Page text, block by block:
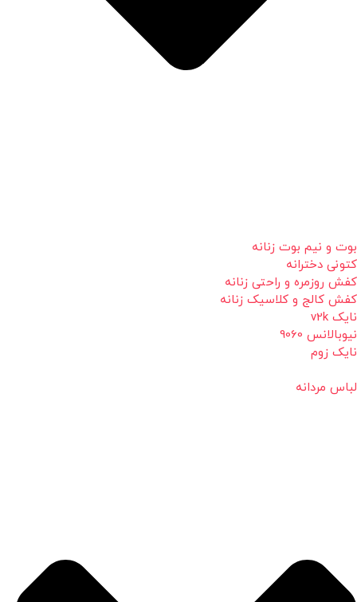
بوت و نیم بوت زنانه
کتونی دخترانه
کفش روزمره و راحتی زنانه
کفش کالج و کلاسیک زنانه
نایک v2k
نیوبالانس 9060
نایک زوم
لباس مردانه